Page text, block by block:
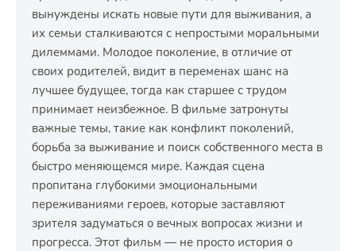
вынуждены искать новые пути для выживания, а
их семьи сталкиваются с непростыми моральными
дилеммами. Молодое поколение, в отличие от
своих родителей, видит в переменах шанс на
лучшее будущее, тогда как старшее с трудом
принимает неизбежное. В фильме затронуты
важные темы, такие как конфликт поколений,
борьба за выживание и поиск собственного места в
быстро меняющемся мире. Каждая сцена
пропитана глубокими эмоциональными
переживаниями героев, которые заставляют
зрителя задуматься о вечных вопросах жизни и
прогресса. Этот фильм — не просто история о